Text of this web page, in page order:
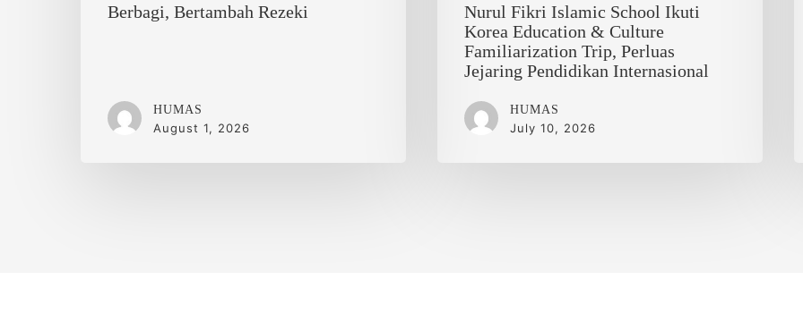
Berbagi, Bertambah Rezeki
HUMAS
August 1, 2026
Jejaring
Pendidikan
Internasional
Nurul Fikri Islamic School Ikuti
Korea Education & Culture
Familiarization Trip, Perluas
Jejaring Pendidikan Internasional
HUMAS
July 10, 2026